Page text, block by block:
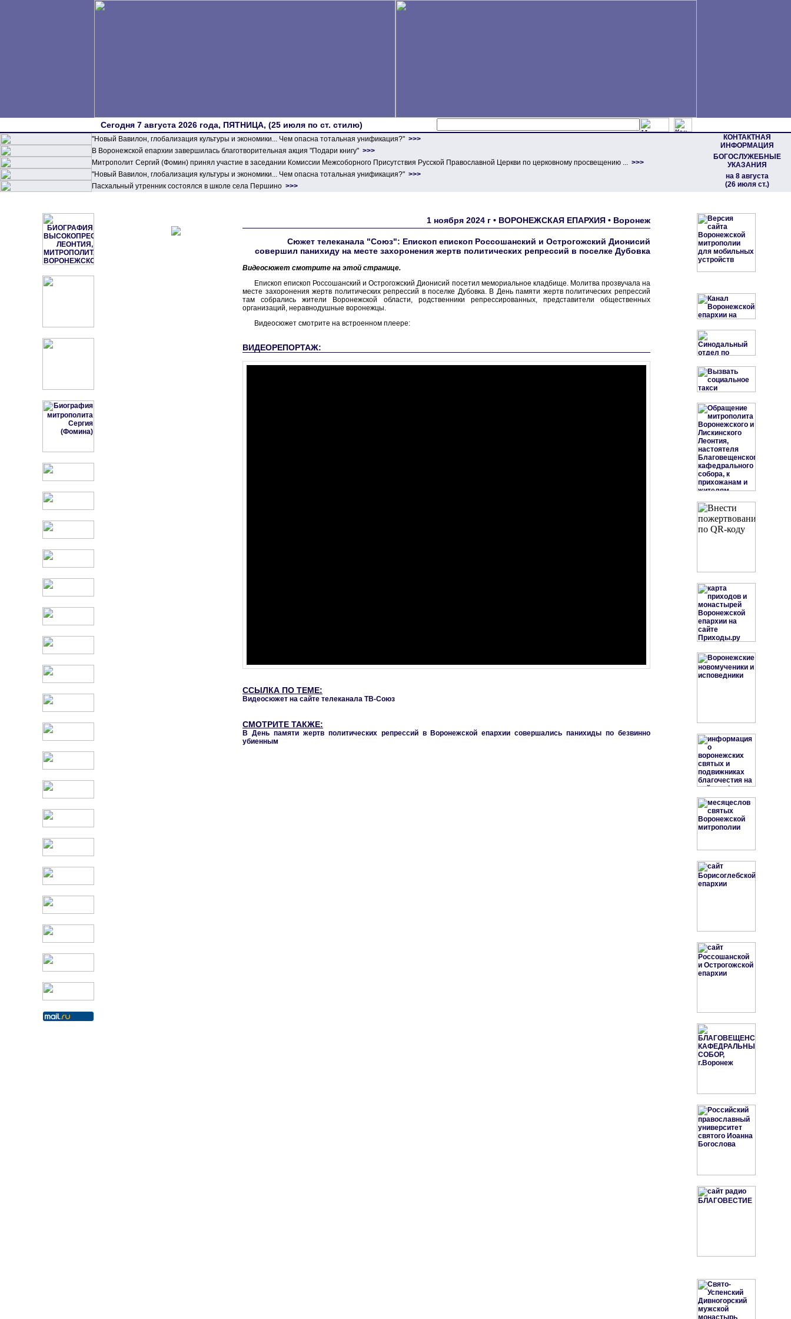
Сегодня 7 августа 2026 года, ПЯТНИЦА, (25 июля по ст. стилю)
"Новый Вавилон, глобализация культуры и экономики... Чем опасна тотальная унификация?" >>>
КОНТАКТНАЯ
ИНФОРМАЦИЯ
БОГОСЛУЖЕБНЫЕ
УКАЗАНИЯ
на 8 августа
(26 июля ст.)
В Воронежской епархии завершилась благотворительная акция "Подари книгу" >>>
Митрополит Сергий (Фомин) принял участие в заседании Комиссии Межсоборного Присутствия Русской Православной Церкви по церковному просвещению ... >>>
"Новый Вавилон, глобализация культуры и экономики... Чем опасна тотальная унификация?" >>>
Пасхальный утренник состоялся в школе села Першино >>>
1 ноября 2024 г • ВОРОНЕЖСКАЯ ЕПАРХИЯ • Воронеж
Сюжет телеканала "Союз": Епископ епископ Россошанский и Острогожский Дионисий
совершил панихиду на месте захоронения жертв политических репрессий в поселке Дубовка
Видеосюжет смотрите на этой странице.
Епископ епископ Россошанский и Острогожский Дионисий посетил мемориальное кладбище. Молитва прозвучала на
месте захоронения жертв политических репрессий в поселке Дубовка. В День памяти жертв политических репрессий
там собрались жители Воронежской области, родственники репрессированных, представители общественных
организаций, неравнодушные воронежцы.
Видеосюжет смотрите на встроенном плеере:
ВИДЕОРЕПОРТАЖ:
ССЫЛКА ПО ТЕМЕ:
Видеосюжет на сайте телеканала ТВ-Союз
СМОТРИТЕ ТАКЖЕ:
В День памяти жертв политических репрессий в Воронежской епархии совершались панихиды по безвинно
убиенным